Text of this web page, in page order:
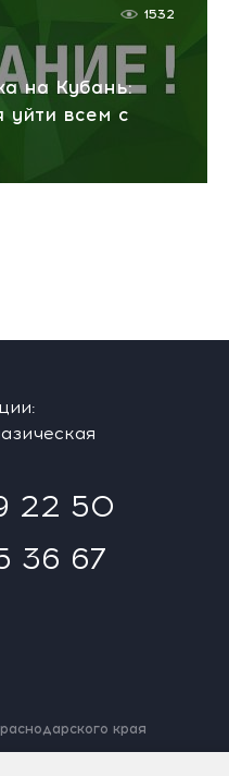
на Кубань:
уйти всем с
1532
22 50
36 67
края
нажмите Ctrl+Enter.